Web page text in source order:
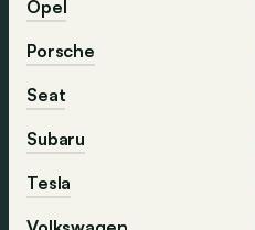
Opel
Porsche
Seat
Subaru
Tesla